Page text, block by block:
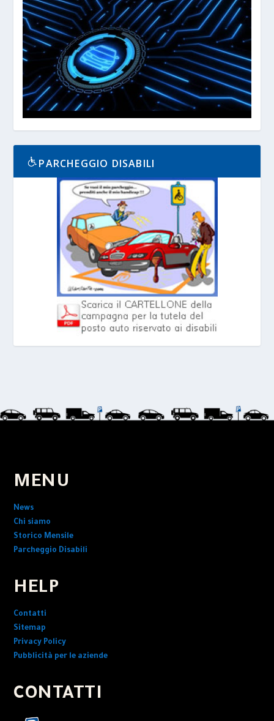
PARCHEGGIO DISABILI
MENU
News
Chi siamo
Storico Mensile
Parcheggio Disabili
HELP
Contatti
Sitemap
Privacy Policy
Pubblicità per le aziende
CONTATTI